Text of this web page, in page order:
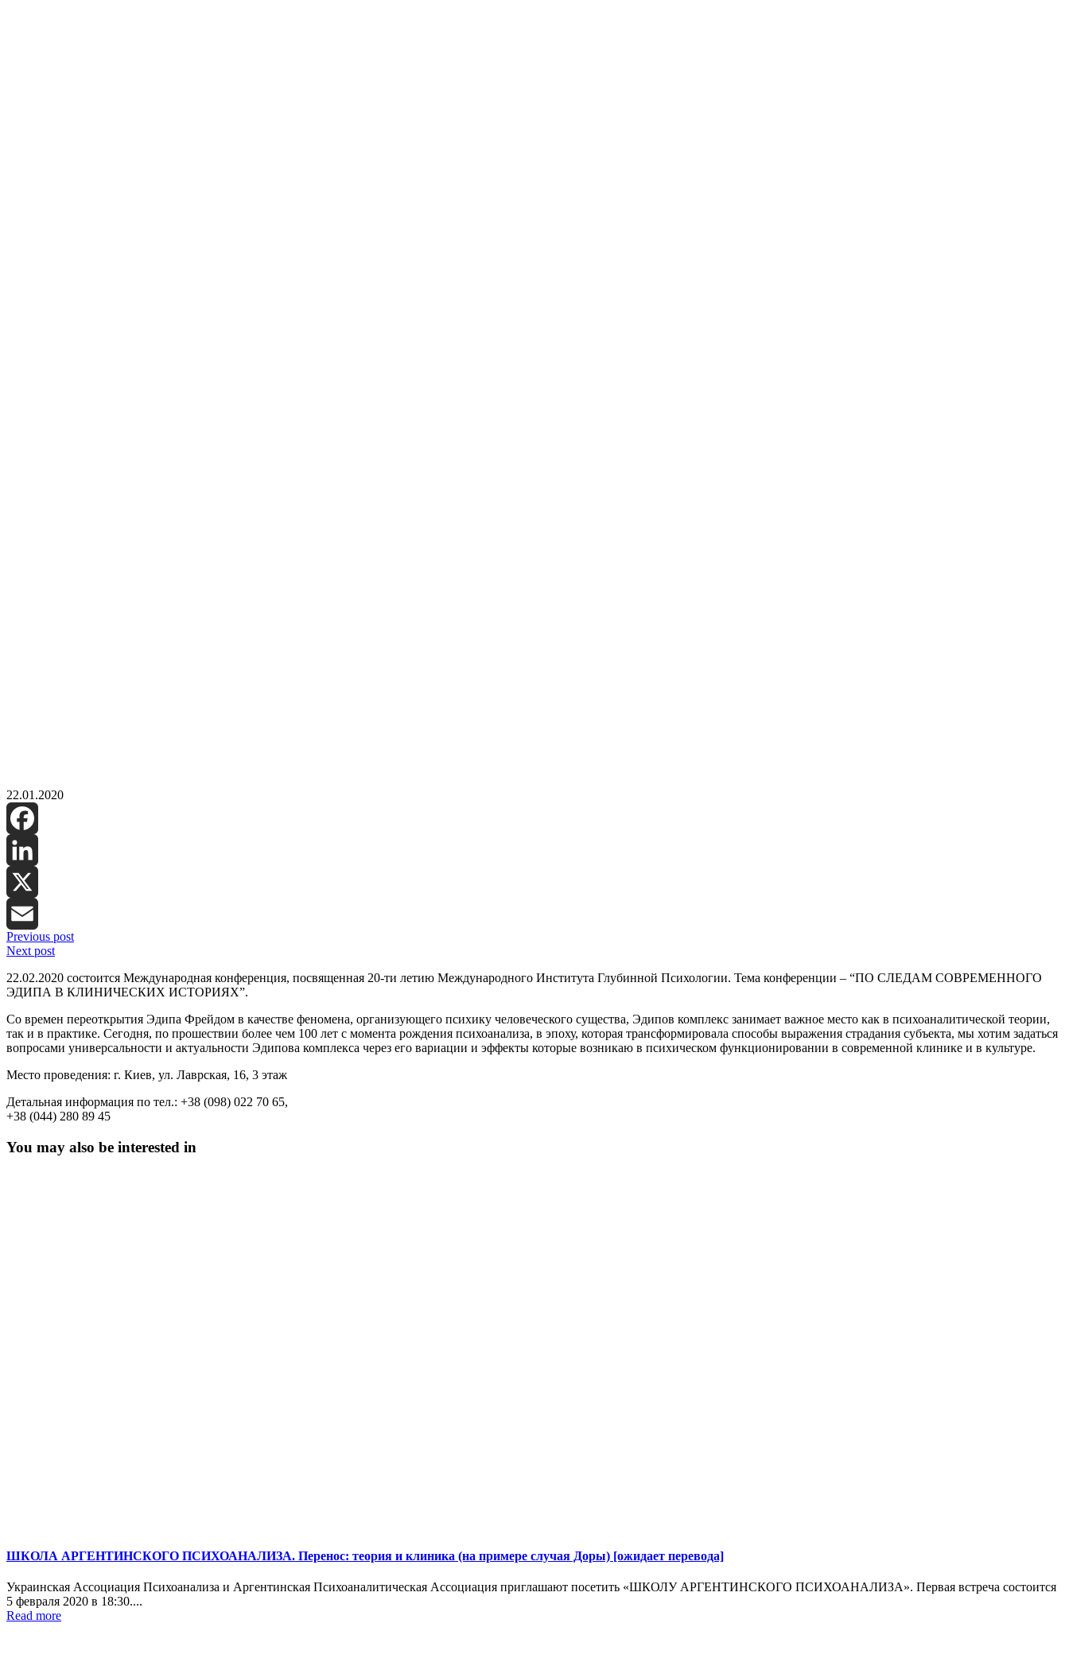
22.01.2020
Facebook
LinkedIn
X
Email
Previous post
Next post
22.02.2020 состоится Международная конференция, посвященная 20-ти летию Международного Института Глубинной Психологии. Тема конференции – “ПО СЛЕДАМ СОВРЕМЕННОГО
ЭДИПА В КЛИНИЧЕСКИХ ИСТОРИЯХ”.
Со времен переоткрытия Эдипа Фрейдом в качестве феномена, организующего психику человеческого существа, Эдипов комплекс занимает важное место как в психоаналитической теории,
так и в практике. Сегодня, по прошествии более чем 100 лет с момента рождения психоанализа, в эпоху, которая трансформировала способы выражения страдания субъекта, мы хотим задаться
вопросами универсальности и актуальности Эдипова комплекса через его вариации и эффекты которые возникаю в психическом функционировании в современной клинике и в культуре.
Место проведения: г. Киев, ул. Лаврская, 16, 3 этаж
Детальная информация по тел.: +38 (098) 022 70 65,
+38 (044) 280 89 45
You may also be interested in
ШКОЛА АРГЕНТИНСКОГО ПСИХОАНАЛИЗА. Перенос: теория и клиника (на примере случая Доры) [ожидает перевода]
Украинская Ассоциация Психоанализа и Аргентинская Психоаналитическая Ассоциация приглашают посетить «ШКОЛУ АРГЕНТИНСКОГО ПСИХОАНАЛИЗА». Первая встреча состоится
5 февраля 2020 в 18:30....
Read more